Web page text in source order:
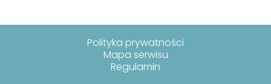
Polityka prywatności
Mapa serwisu
Regulamin